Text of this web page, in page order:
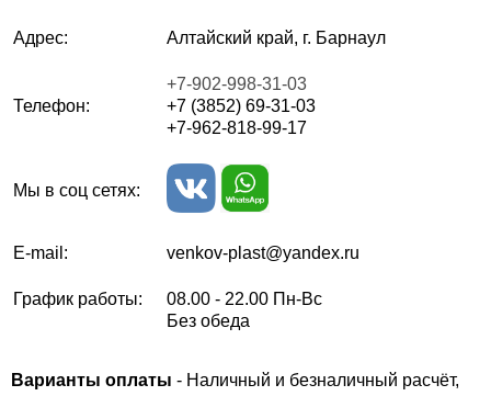
Адрес: Алтайский край, г. Барнаул
Телефон:
+7-902-998-31-03
+7 (3852) 69-31-03
+7-962-818-99-17
Мы в соц сетях:
E-mail: venkov-plast@yandex.ru
График работы:
08.00 - 22.00 Пн-Вс
Без обеда
Варианты оплаты - Наличный и безналичный расчёт,